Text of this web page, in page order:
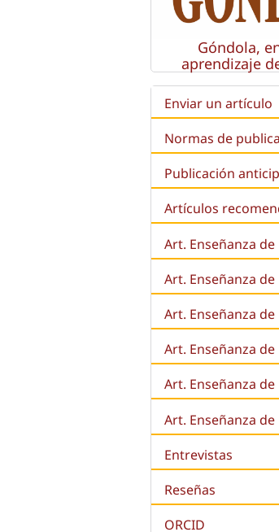
Góndola,
aprendizaje
Enviar un artículo
Normas de
Publicación
Artículos
Art. Enseñanza
Art. Enseñanza
Art. Enseñanza de
Art. Enseñanza de
Art. Enseñanza
Art. Enseñanza
Entrevistas
Reseñas
ORCID